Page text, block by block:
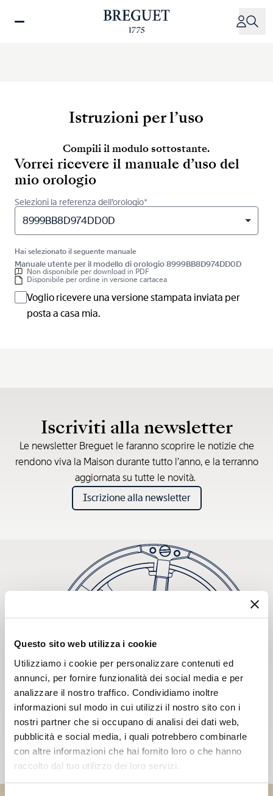
Questo sito web utilizza i cookie
Utilizziamo i cookie per personalizzare contenuti ed
annunci, per fornire funzionalità dei social media e per
analizzare il nostro traffico. Condividiamo inoltre
informazioni sul modo in cui utilizzi il nostro sito con i
nostri partner che si occupano di analisi dei dati web,
pubblicità e social media, i quali potrebbero combinarle
con altre informazioni che hai fornito loro o che hanno
raccolto dal tuo utilizzo dei loro servizi.
Istruzioni per l’uso
Compili il modulo sottostante.
Vorrei ricevere il manuale d’uso del
mio orologio
Selezioni la referenza dell’orologio*
8999BB8D974DD0D
Hai selezionato il seguente manuale
Manuale utente per il modello di orologio 8999BB8D974DD0D
Non disponibile per download in PDF
Disponibile per ordine in versione cartacea
Voglio ricevere una versione stampata inviata per
posta a casa mia.
Iscriviti alla newsletter
Le newsletter Breguet le faranno scoprire le notizie che
rendono viva la Maison durante tutto l’anno, e la terranno
aggiornata su tutte le novità.
Iscrizione alla newsletter